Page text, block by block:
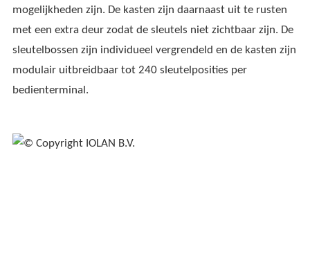
mogelijkheden zijn. De kasten zijn daarnaast uit te rusten
met een extra deur zodat de sleutels niet zichtbaar zijn. De
sleutelbossen zijn individueel vergrendeld en de kasten zijn
modulair uitbreidbaar tot 240 sleutelposities per
bedienterminal.